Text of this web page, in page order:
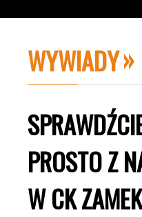
WYWIADY
PROSTO Z
W CK